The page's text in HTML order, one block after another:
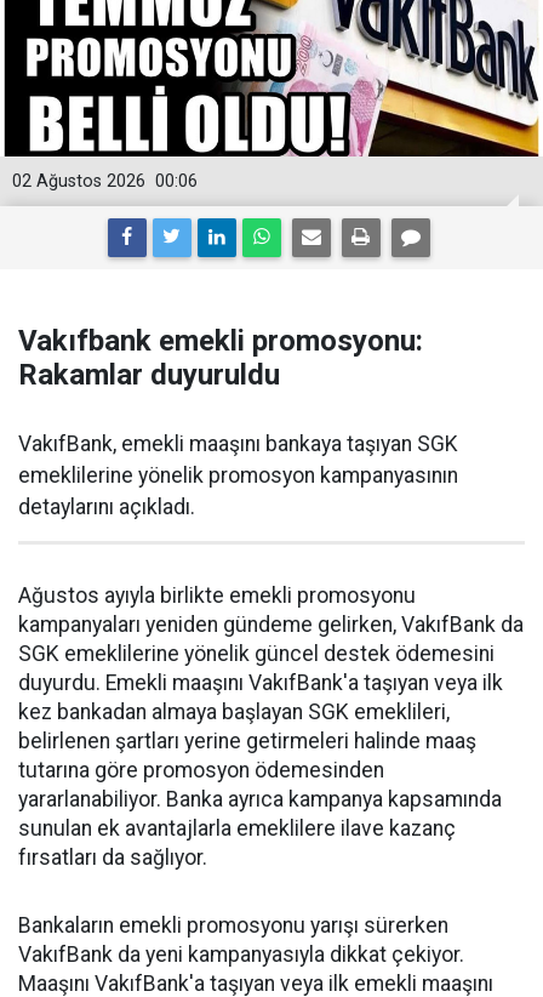
00:06
02 Ağustos 2026
Vakıfbank emekli promosyonu:
Rakamlar duyuruldu
VakıfBank, emekli maaşını bankaya taşıyan SGK
emeklilerine yönelik promosyon kampanyasının
detaylarını açıkladı.
Ağustos ayıyla birlikte emekli promosyonu
kampanyaları yeniden gündeme gelirken, VakıfBank da
SGK emeklilerine yönelik güncel destek ödemesini
duyurdu. Emekli maaşını VakıfBank'a taşıyan veya ilk
kez bankadan almaya başlayan SGK emeklileri,
belirlenen şartları yerine getirmeleri halinde maaş
tutarına göre promosyon ödemesinden
yararlanabiliyor. Banka ayrıca kampanya kapsamında
sunulan ek avantajlarla emeklilere ilave kazanç
fırsatları da sağlıyor.
Bankaların emekli promosyonu yarışı sürerken
VakıfBank da yeni kampanyasıyla dikkat çekiyor.
Maaşını VakıfBank'a taşıyan veya ilk emekli maaşını